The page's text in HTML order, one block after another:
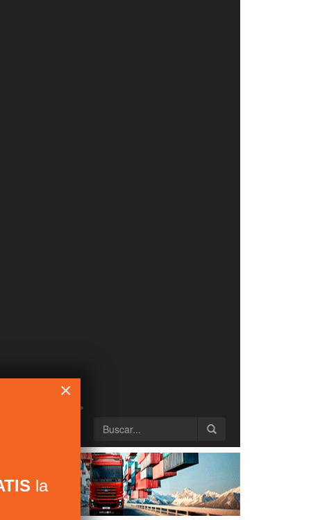
×
la